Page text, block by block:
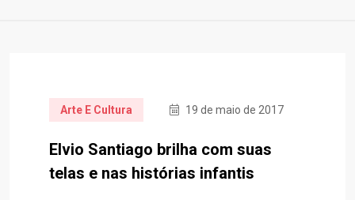
Arte E Cultura 19 de maio de 2017
Elvio Santiago brilha com suas
telas e nas histórias infantis